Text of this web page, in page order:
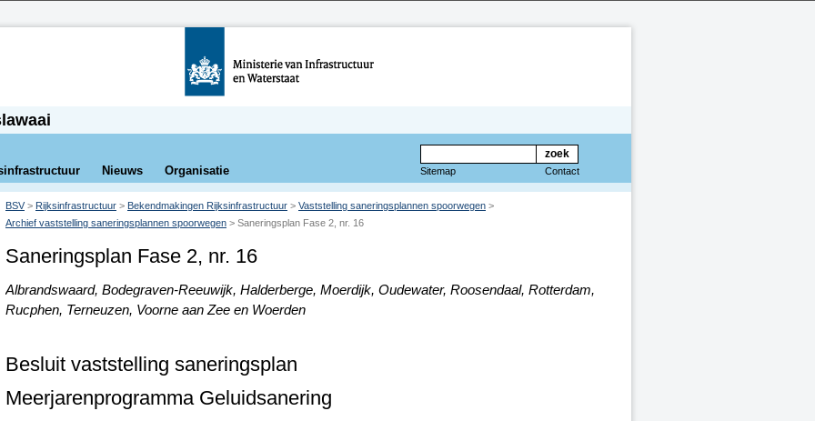
Nieuws Organisatie Contact
Sitemap
BSV> Rijksinfrastructuur > Bekendmakingen Rijksinfrastructuur > Vaststelling saneringsplannen spoorwegen >
Archief vaststelling saneringsplannen spoorwegen > Saneringsplan Fase 2, nr. 16
Saneringsplan Fase 2, nr. 16
Albrandswaard, Bodegraven-Reeuwijk, Halderberge, Moerdijk, Oudewater, Roosendaal, Rotterdam,
Rucphen, Terneuzen, Voorne aan Zee en Woerden
Besluit vaststelling saneringsplan
Meerjarenprogramma Geluidsanering